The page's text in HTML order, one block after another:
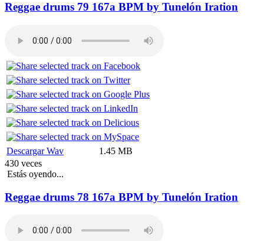
Reggae drums 79 167a BPM by Tunelón Iration
Descargar Wav
1.45 MB
430 veces
Estás oyendo...
Reggae drums 78 167a BPM by Tunelón Iration